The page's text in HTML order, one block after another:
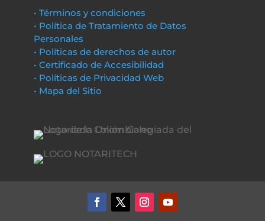
• Términos y condiciones
• Política de Tratamiento de Datos
Personales
• Políticas de derechos de autor
• Certificado de Accesibilidad
• Políticas de Privacidad Web
• Mapa del Sitio